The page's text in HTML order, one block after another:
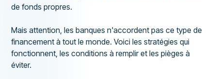
de fonds propres.
Mais attention, les banques n'accordent pas ce type de
financement à tout le monde. Voici les stratégies qui
fonctionnent, les conditions à remplir et les pièges à
éviter.